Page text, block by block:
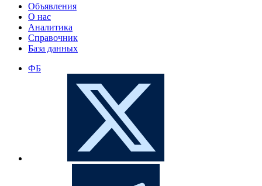
Объявления
О нас
Аналитика
Справочник
База данных
ФБ